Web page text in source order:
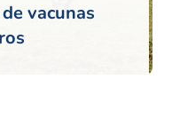
vacunas